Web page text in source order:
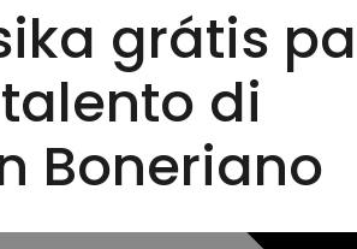
grátis pa
di
Boneriano